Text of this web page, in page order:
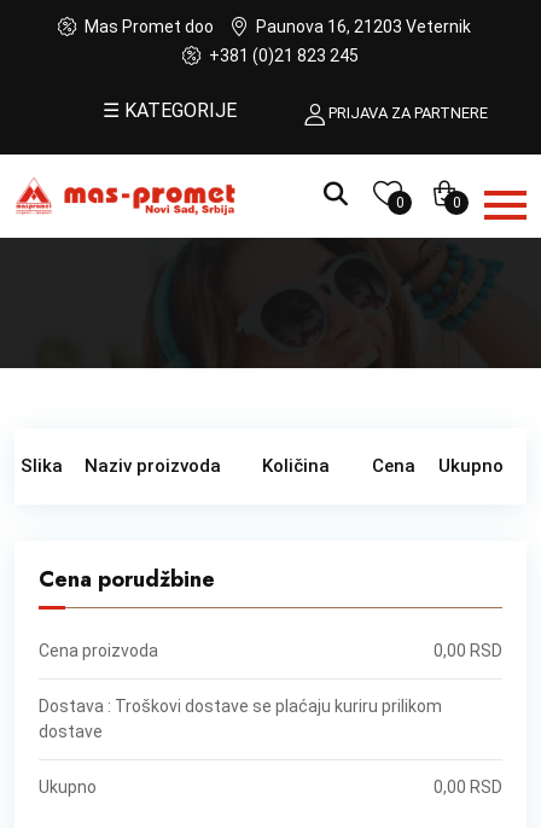
Mas Promet doo
Paunova 16, 21203 Veternik
+381 (0)21 823 245
☰ KATEGORIJE PRIJAVA ZA PARTNERE
0 0
Slika Naziv proizvoda Količina Cena Ukupno
Cena porudžbine
Cena proizvoda 0,00 RSD
Dostava : Troškovi dostave se plaćaju kuriru prilikom
dostave
Ukupno 0,00 RSD